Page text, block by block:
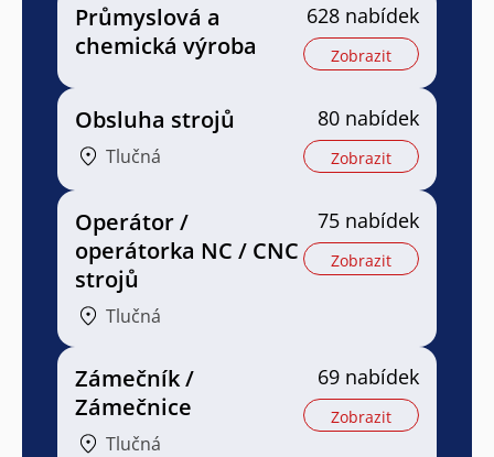
Průmyslová a
chemická výroba
628 nabídek
Zobrazit
Obsluha strojů
Tlučná
80 nabídek
Zobrazit
Operátor /
operátorka NC / CNC
strojů
Tlučná
75 nabídek
Zobrazit
Zámečník /
Zámečnice
Tlučná
69 nabídek
Zobrazit